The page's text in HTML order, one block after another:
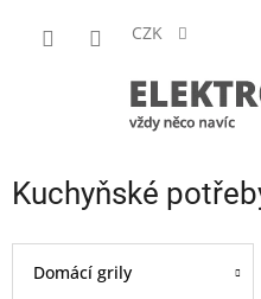
CZK
Kuchyňské
Domácí grily